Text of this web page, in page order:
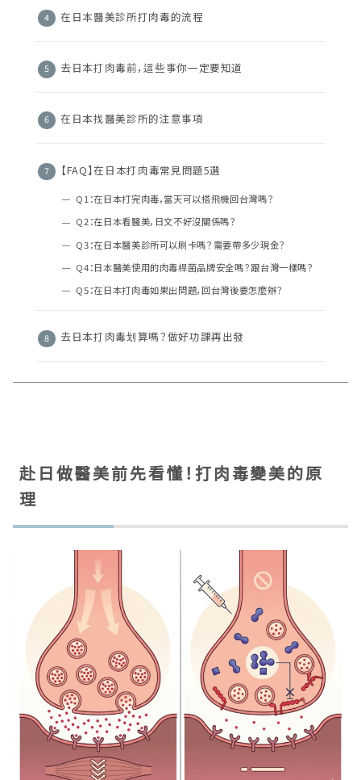
在日本醫美診所打肉毒的流程
去日本打肉毒前，這些事你一定要知道
在日本找醫美診所的注意事項
【FAQ】在日本打肉毒常見問題5選
Q1：在日本打完肉毒，當天可以搭飛機回台灣嗎？
Q2：在日本看醫美，日文不好沒關係嗎？
Q3：在日本醫美診所可以刷卡嗎？需要帶多少現金？
Q4：日本醫美使用的肉毒桿菌品牌安全嗎？跟台灣一樣嗎？
Q5：在日本打肉毒如果出問題，回台灣後要怎麼辦？
去日本打肉毒划算嗎？做好功課再出發
赴日做醫美前先看懂！打肉毒變美的原
理